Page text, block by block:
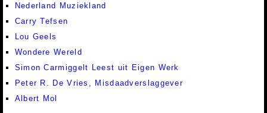
Nederland Muziekland
Carry Tefsen
Lou Geels
Wondere Wereld
Simon Carmiggelt Leest uit Eigen Werk
Peter R. De Vries, Misdaadverslaggever
Albert Mol